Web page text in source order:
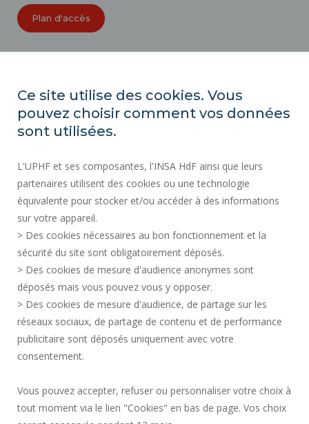
Plan d'accès
PLAN DU SITE
DONNÉES PERSONNELLES
MARCHÉS PUBLICS
MENTIONS LÉGALES
CRÉDITS
ESPACE PRESSE
SERVICES PUBLICS +
CONTACTS
Ce site utilise des cookies. Vous
pouvez choisir comment vos données
sont utilisées.
L'UPHF et ses composantes, l'INSA HdF ainsi que leurs
partenaires utilisent des cookies ou une technologie
équivalente pour stocker et/ou accéder à des informations
sur votre appareil.
> Des cookies nécessaires au bon fonctionnement et la
sécurité du site sont obligatoirement déposés.
> Des cookies de mesure d'audience anonymes sont
déposés mais vous pouvez vous y opposer.
> Des cookies de mesure d'audience, de partage sur les
réseaux sociaux, de partage de contenu et de performance
publicitaire sont déposés uniquement avec votre
consentement.
Vous pouvez accepter, refuser ou personnaliser votre choix à
tout moment via le lien "Cookies" en bas de page. Vos choix